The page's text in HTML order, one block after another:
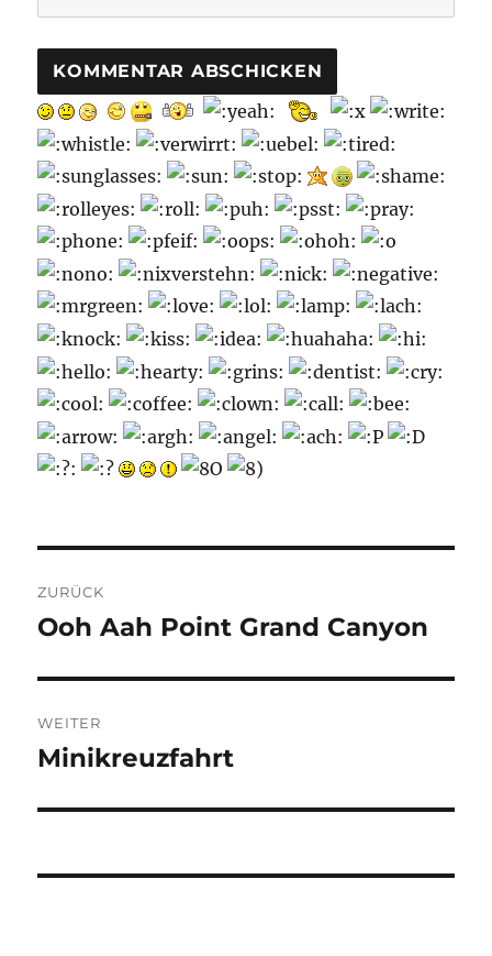
ZURÜCK
Vorheriger
Ooh Aah Point Grand Canyon
WEITER
Nächster
Minikreuzfahrt